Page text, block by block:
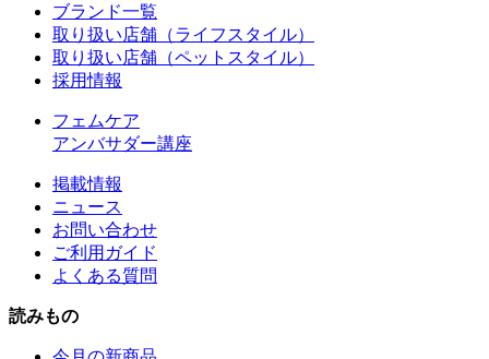
ブランド一覧
取り扱い店舗（ライフスタイル）
取り扱い店舗（ペットスタイル）
採用情報
フェムケア
アンバサダー講座
掲載情報
ニュース
お問い合わせ
ご利用ガイド
よくある質問
読みもの